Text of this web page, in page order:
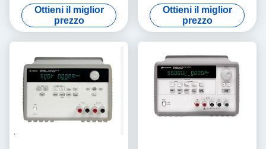
scanalatura dei MP 4,
alimentatore in CC di Agilent
N6701A
Ottieni il miglior
prezzo
Keysight Agilent E3649A 60V
0.8A 35V 1.4A 100W
Ottieni il miglior
prezzo